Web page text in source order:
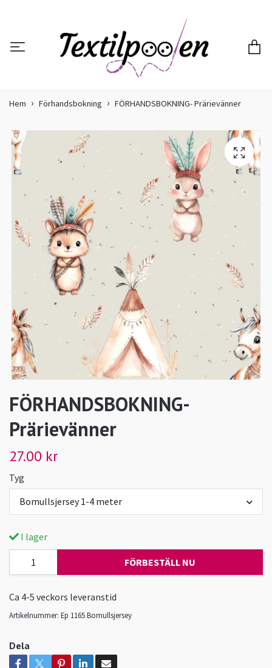
Hem Förhandsbokning FÖRHANDSBOKNING- Prärievänner
FÖRHANDSBOKNING-
Prärievänner
27.00 kr
Tyg
Bomullsjersey 1-4 meter
I lager
FÖRBESTÄLL NU
Ca 4-5 veckors leveranstid
Artikelnummer: Ep 1165 Bomullsjersey
Dela